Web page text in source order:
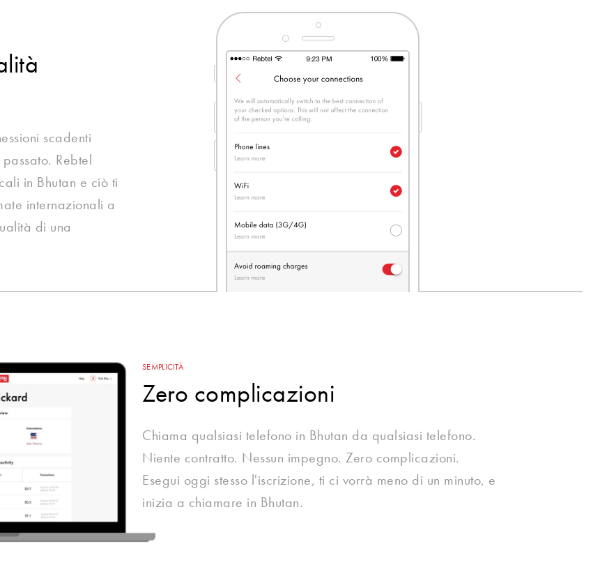
scadenti
Rebtel
in Bhutan e ciò ti
internazionali a
di una
SEMPLICITÀ
Zero complicazioni
Chiama qualsiasi telefono in Bhutan da qualsiasi telefono.
Niente contratto. Nessun impegno. Zero complicazioni.
Esegui oggi stesso l'iscrizione, ti ci vorrà meno di un minuto, e
inizia a chiamare in Bhutan.